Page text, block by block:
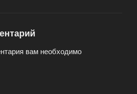
вам необходимо